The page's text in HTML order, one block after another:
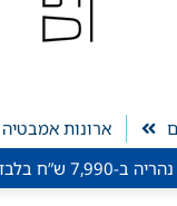
ארונות אמבטיה
ש”ח בלבד!